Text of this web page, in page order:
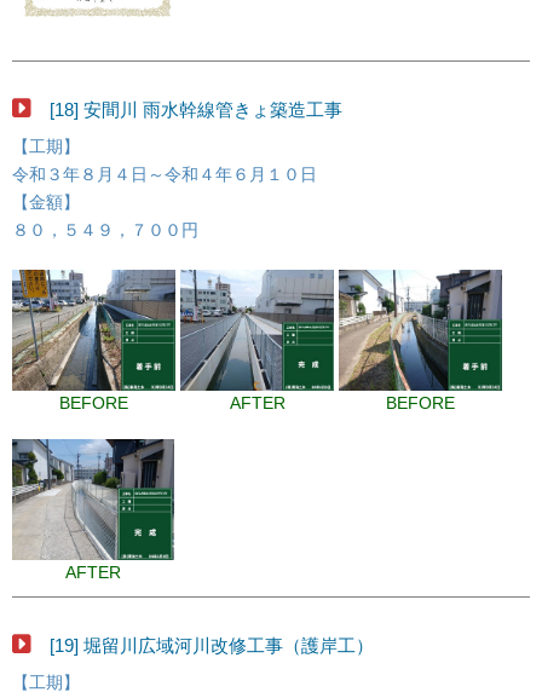
[18] 安間川 雨水幹線管きょ築造工事
【工期】
令和３年８月４日～令和４年６月１０日
【金額】
８０，５４９，７００円
BEFORE AFTER BEFORE
AFTER
[19] 堀留川広域河川改修工事（護岸工）
【工期】